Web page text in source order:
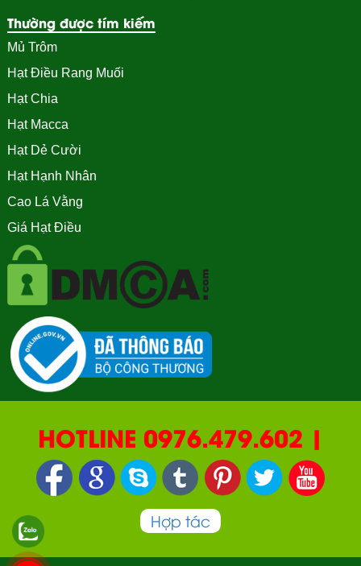
Thường được tím kiếm
Mủ Trôm
Hạt Điều Rang Muối
Hạt Chia
Hạt Macca
Hạt Dẻ Cười
Hạt Hạnh Nhân
Cao Lá Vằng
Giá Hạt Điều
HOTLINE 0976.479.602 |
090.669.2550 | 0987.877.193
Hợp tác